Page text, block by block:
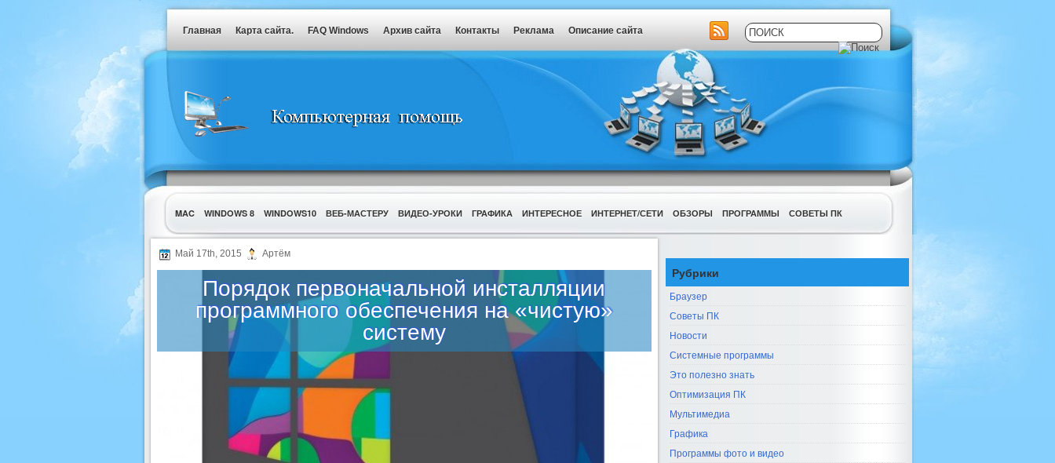
Главная Карта сайта. FAQ Windows Архив сайта Контакты Реклама Описание сайта
MAC WINDOWS 8 WINDOWS10 ВЕБ-МАСТЕРУ ВИДЕО-УРОКИ ГРАФИКА ИНТЕРЕСНОЕ ИНТЕРНЕТ/СЕТИ ОБЗОРЫ ПРОГРАММЫ СОВЕТЫ ПК
УТИЛИТЫ
Май 17th, 2015 Артём
Порядок первоначальной инсталляции
программного обеспечения на «чистую»
систему
Рубрики
Браузер
Советы ПК
Новости
Системные программы
Это полезно знать
Оптимизация ПК
Мультимедиа
Графика
Программы фото и видео